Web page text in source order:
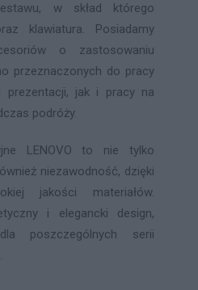
w skład którego
klawiatura. Posiadamy
o zastosowaniu
przeznaczonych do pracy
prezentacji, jak i pracy na
podróży.
LENOVO to nie tylko
niezawodność, dzięki
jakości materiałów.
i elegancki design,
poszczególnych serii